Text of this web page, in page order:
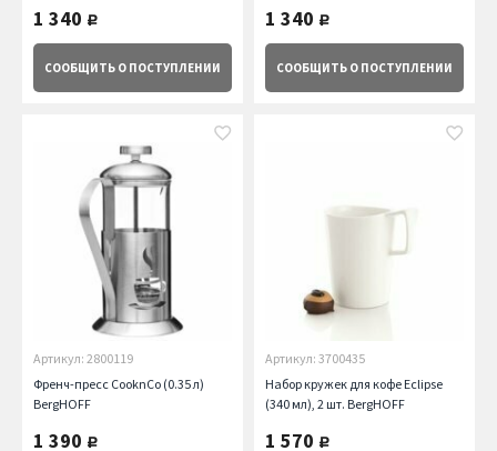
1 340 руб.
СООБЩИТЬ О ПОСТУПЛЕНИИ
1 340 руб.
СООБЩИТЬ О ПОСТУПЛЕНИИ
Артикул: 2800119
Френч-пресс CooknCo (0.35 л)
BergHOFF
1 390 руб.
Артикул: 3700435
Набор кружек для кофе Eclipse
(340 мл), 2 шт. BergHOFF
1 570 руб.